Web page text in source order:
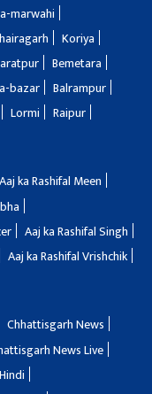
marwahi
Koriya
Bemetara
bazar
Balrampur
Lormi
Raipur
Aaj ka Rashifal Meen
Aaj ka Rashifal Singh
Aaj ka Rashifal Vrishchik
Chhattisgarh News
News Live